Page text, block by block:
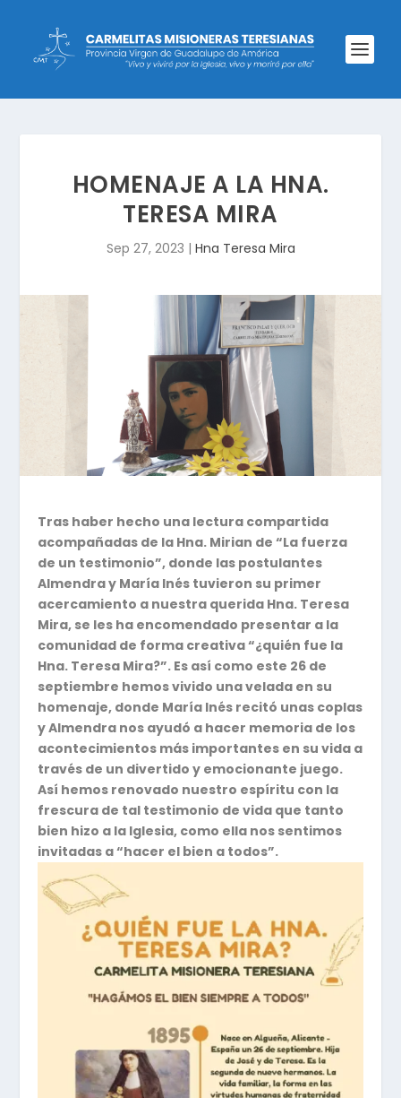
HOMENAJE A LA HNA.
TERESA MIRA
Sep 27, 2023 | Hna Teresa Mira
Tras haber hecho una lectura compartida
acompañadas de la Hna. Mirian de “La fuerza
de un testimonio”, donde las postulantes
Almendra y María Inés tuvieron su primer
acercamiento a nuestra querida Hna. Teresa
Mira, se les ha encomendado presentar a la
comunidad de forma creativa “¿quién fue la
Hna. Teresa Mira?”. Es así como este 26 de
septiembre hemos vivido una velada en su
homenaje, donde María Inés recitó unas coplas
y Almendra nos ayudó a hacer memoria de los
acontecimientos más importantes en su vida a
través de un divertido y emocionante juego.
Así hemos renovado nuestro espíritu con la
frescura de tal testimonio de vida que tanto
bien hizo a la Iglesia, como ella nos sentimos
invitadas a “hacer el bien a todos”.